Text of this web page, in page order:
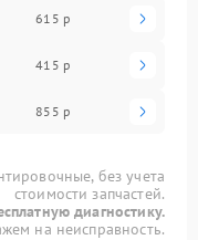
615 р
415 р
855 р
без учета
стоимости запчастей.
диагностику.
на неисправность.